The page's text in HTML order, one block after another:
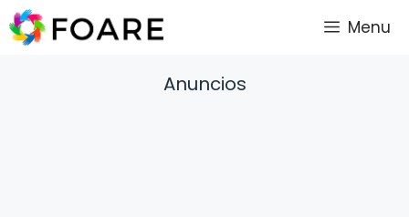
Saltar
al
Menu
Anuncios